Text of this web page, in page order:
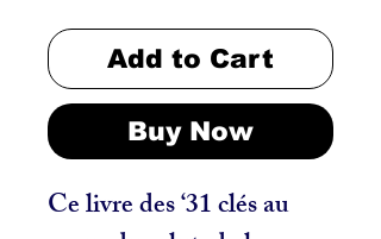
Add to Cart
Buy Now
Ce livre des ‘31 clés au